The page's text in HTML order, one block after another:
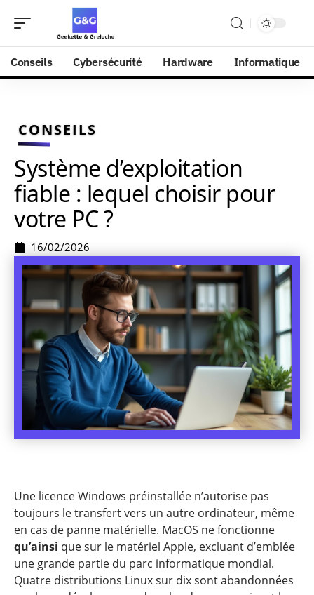
Conseils Cybersécurité Hardware Informatique
CONSEILS
Système d’exploitation
fiable : lequel choisir pour
votre PC ?
16/02/2026
Une licence Windows préinstallée n’autorise pas
toujours le transfert vers un autre ordinateur, même
en cas de panne matérielle. MacOS ne fonctionne
qu’ainsi que sur le matériel Apple, excluant d’emblée
une grande partie du parc informatique mondial.
Quatre distributions Linux sur dix sont abandonnées